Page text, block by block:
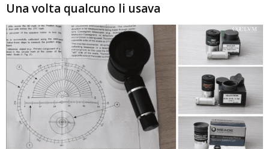
Una volta qualcuno li usava